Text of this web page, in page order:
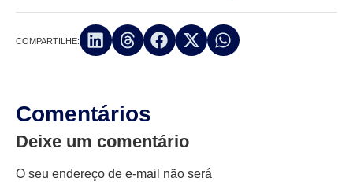
COMPARTILHE:
Comentários
Deixe um comentário
O seu endereço de e-mail não será